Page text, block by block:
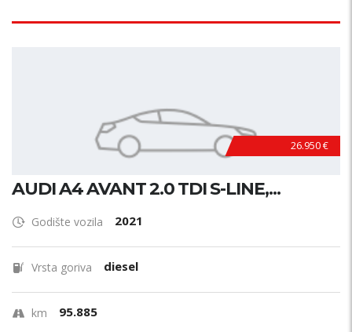
26.950 €
AUDI A4 AVANT 2.0 TDI S-LINE,...
Godište vozila 2021
Vrsta goriva diesel
km 95.885